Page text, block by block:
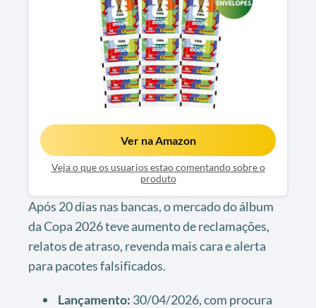
Ver na Amazon
Veja o que os usuarios estao comentando sobre o
produto
Após 20 dias nas bancas, o mercado do álbum
da Copa 2026 teve aumento de reclamações,
relatos de atraso, revenda mais cara e alerta
para pacotes falsificados.
Lançamento: 30/04/2026, com procura